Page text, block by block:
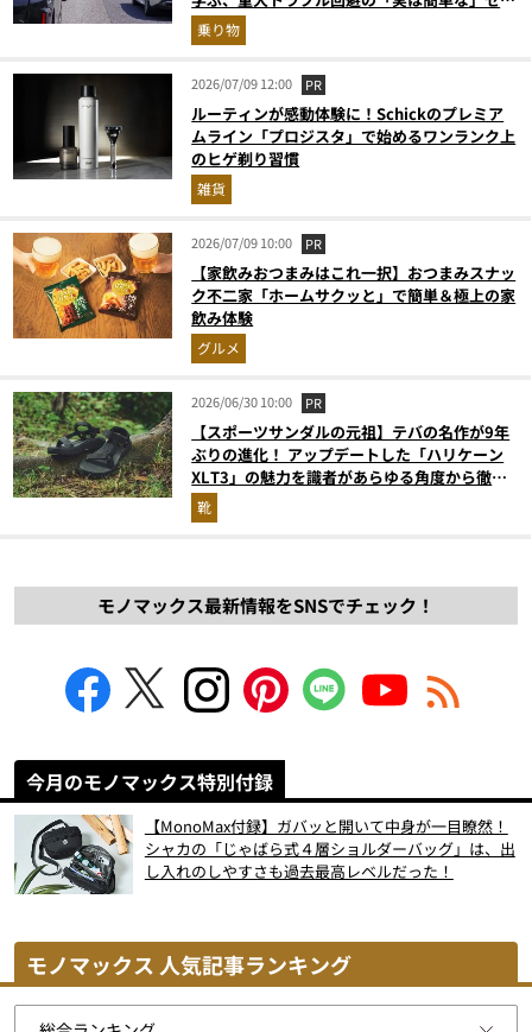
フメンテ術
乗り物
2026/07/09 12:00 PR
ルーティンが感動体験に！Schickのプレミア
ムライン「プロジスタ」で始めるワンランク上
のヒゲ剃り習慣
雑貨
2026/07/09 10:00 PR
【家飲みおつまみはこれ一択】おつまみスナッ
ク不二家「ホームサクッと」で簡単＆極上の家
飲み体験
グルメ
2026/06/30 10:00 PR
【スポーツサンダルの元祖】テバの名作が9年
ぶりの進化！ アップデートした「ハリケーン
XLT3」の魅力を識者があらゆる角度から徹底
解説！
靴
モノマックス最新情報をSNSでチェック！
今月のモノマックス特別付録
【MonoMax付録】ガバッと開いて中身が一目瞭然！
シャカの「じゃばら式４層ショルダーバッグ」は、出
し入れのしやすさも過去最高レベルだった！
モノマックス 人気記事ランキング